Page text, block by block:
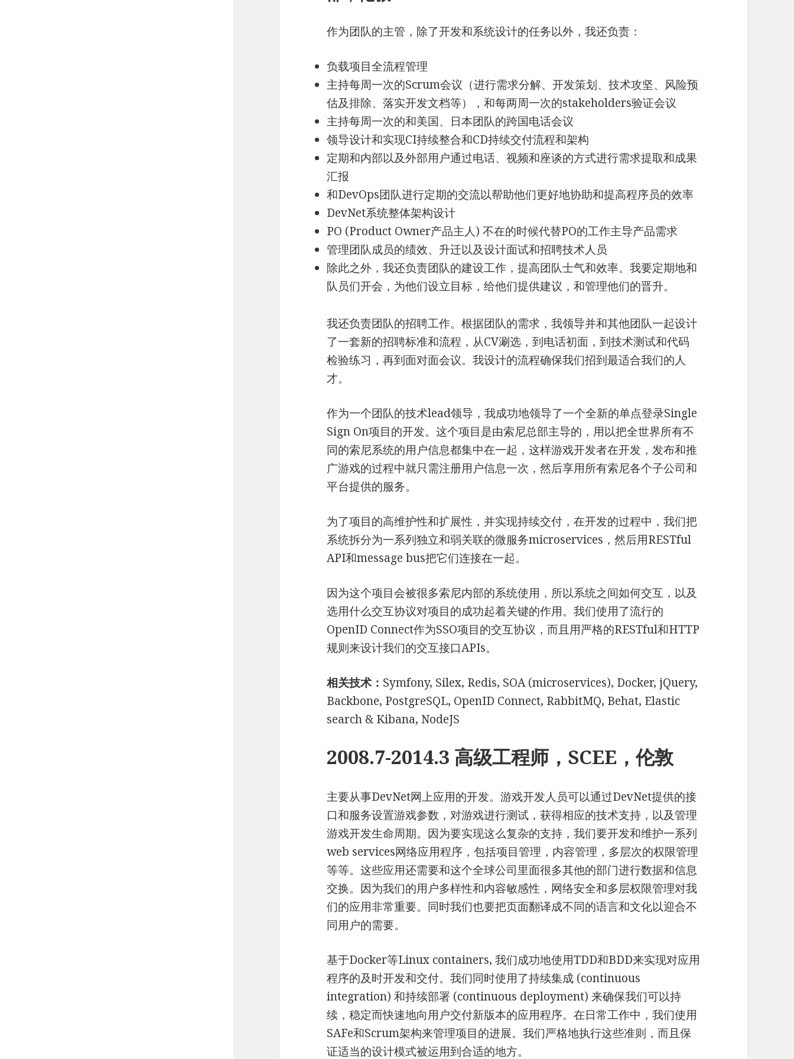
作为团队的主管，除了开发和系统设计的任务以外，我还负责：
负载项目全流程管理
主持每周一次的Scrum会议（进行需求分解、开发策划、技术攻坚、风险预
估及排除、落实开发文档等），和每两周一次的stakeholders验证会议
主持每周一次的和美国、日本团队的跨国电话会议
领导设计和实现CI持续整合和CD持续交付流程和架构
定期和内部以及外部用户通过电话、视频和座谈的方式进行需求提取和成果
汇报
和DevOps团队进行定期的交流以帮助他们更好地协助和提高程序员的效率
DevNet系统整体架构设计
PO (Product Owner产品主人) 不在的时候代替PO的工作主导产品需求
管理团队成员的绩效、升迁以及设计面试和招聘技术人员
除此之外，我还负责团队的建设工作，提高团队士气和效率。我要定期地和
队员们开会，为他们设立目标，给他们提供建议，和管理他们的晋升。
我还负责团队的招聘工作。根据团队的需求，我领导并和其他团队一起设计
了一套新的招聘标准和流程，从CV涮选，到电话初面，到技术测试和代码
检验练习，再到面对面会议。我设计的流程确保我们招到最适合我们的人
才。
作为一个团队的技术lead领导，我成功地领导了一个全新的单点登录Single
Sign On项目的开发。这个项目是由索尼总部主导的，用以把全世界所有不
同的索尼系统的用户信息都集中在一起，这样游戏开发者在开发，发布和推
广游戏的过程中就只需注册用户信息一次，然后享用所有索尼各个子公司和
平台提供的服务。
为了项目的高维护性和扩展性，并实现持续交付，在开发的过程中，我们把
系统拆分为一系列独立和弱关联的微服务microservices，然后用RESTful
API和message bus把它们连接在一起。
因为这个项目会被很多索尼内部的系统使用，所以系统之间如何交互，以及
选用什么交互协议对项目的成功起着关键的作用。我们使用了流行的
OpenID Connect作为SSO项目的交互协议，而且用严格的RESTful和HTTP
规则来设计我们的交互接口APIs。
相关技术： Symfony, Silex, Redis, SOA (microservices), Docker, jQuery,
Backbone, PostgreSQL, OpenID Connect, RabbitMQ, Behat, Elastic
search & Kibana, NodeJS
2008.7­-2014.3 高级工程师，SCEE，伦敦
主要从事DevNet网上应用的开发。游戏开发人员可以通过DevNet提供的接
口和服务设置游戏参数，对游戏进行测试，获得相应的技术支持，以及管理
游戏开发生命周期。因为要实现这么复杂的支持，我们要开发和维护一系列
web services网络应用程序，包括项目管理，内容管理，多层次的权限管理
等等。这些应用还需要和这个全球公司里面很多其他的部门进行数据和信息
交换。因为我们的用户多样性和内容敏感性，网络安全和多层权限管理对我
们的应用非常重要。同时我们也要把页面翻译成不同的语言和文化以迎合不
同用户的需要。
基于Docker等Linux containers, 我们成功地使用TDD和BDD来实现对应用
程序的及时开发和交付。我们同时使用了持续集成 (continuous
integration) 和持续部署 (continuous deployment) 来确保我们可以持
续，稳定而快速地向用户交付新版本的应用程序。在日常工作中，我们使用
SAFe和Scrum架构来管理项目的进展。我们严格地执行这些准则，而且保
证适当的设计模式被运用到合适的地方。